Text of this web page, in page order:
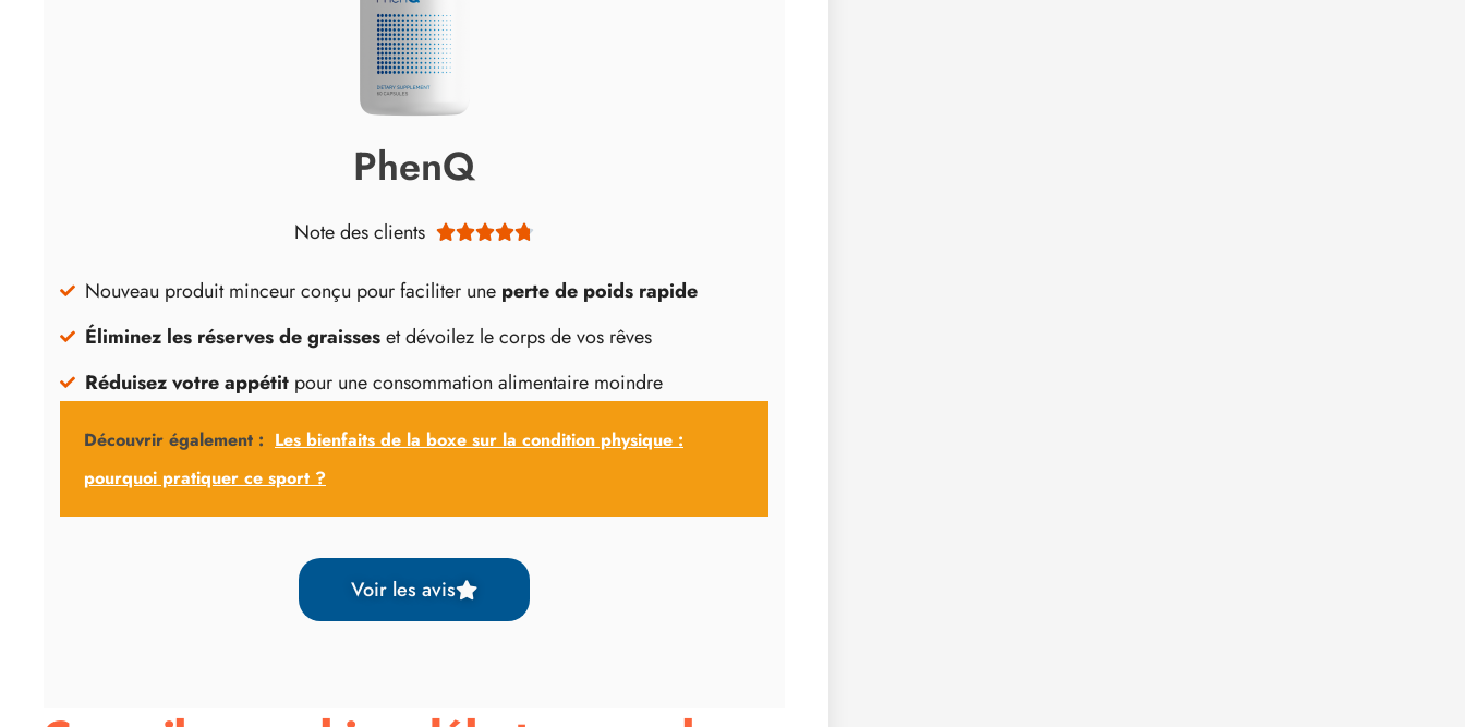
PhenQ
Note des clients 
Nouveau produit minceur conçu pour faciliter une perte de poids rapide
Éliminez les réserves de graisseset dévoilez le corps de vos rêves
Réduisez votre appétitpour une consommation alimentaire moindre
Découvrir également : Les bienfaits de la boxe sur la condition physique :
pourquoi pratiquer ce sport ?
Voir les avis